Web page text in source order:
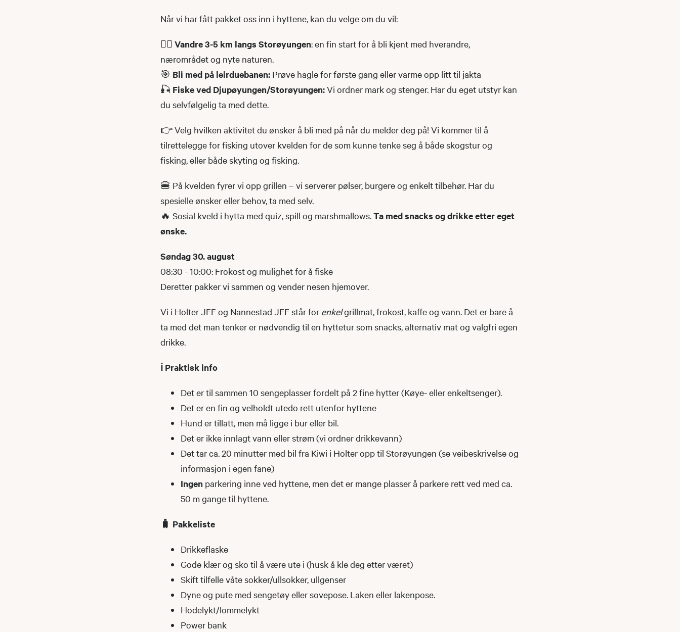
Når vi har fått pakket oss inn i hyttene, kan du velge om du vil:
🚶‍♀️ Vandre 3-5 km langs Storøyungen: en fin start for å bli kjent med hverandre,
nærområdet og nyte naturen.
🎯 Bli med på leirduebanen: Prøve hagle for første gang eller varme opp litt til jakta
🎣 Fiske ved Djupøyungen/Storøyungen:Vi ordner mark og stenger. Har du eget utstyr kan
du selvfølgelig ta med dette.
👉 Velg hvilken aktivitet du ønsker å bli med på når du melder deg på! Vi kommer til å
tilrettelegge for fisking utover kvelden for de som kunne tenke seg å både skogstur og
fisking, eller både skyting og fisking.
🍔 På kvelden fyrer vi opp grillen – vi serverer pølser, burgere og enkelt tilbehør. Har du
spesielle ønsker eller behov, ta med selv.
🔥 Sosial kveld i hytta med quiz, spill og marshmallows.Ta med snacks og drikke etter eget
ønske.
Søndag 30. august
08:30 - 10:00: Frokost og mulighet for å fiske
Deretter pakker vi sammen og vender nesen hjemover.
Vi i Holter JFF og Nannestad JFF står for enkelgrillmat, frokost, kaffe og vann. Det er bare å
ta med det man tenker er nødvendig til en hyttetur som snacks, alternativ mat og valgfri egen
drikke.
ℹ️ Praktisk info
Det er til sammen 10 sengeplasser fordelt på 2 fine hytter (Køye- eller enkeltsenger).
Det er en fin og velholdt utedo rett utenfor hyttene
Hund er tillatt, men må ligge i bur eller bil.
Det er ikke innlagt vann eller strøm (vi ordner drikkevann)
Det tar ca. 20 minutter med bil fra Kiwi i Holter opp til Storøyungen (se veibeskrivelse og
informasjon i egen fane)
Ingen parkering inne ved hyttene, men det er mange plasser å parkere rett ved med ca.
50 m gange til hyttene.
🧳 Pakkeliste
Drikkeflaske
Gode klær og sko til å være ute i (husk å kle deg etter været)
Skift tilfelle våte sokker/ullsokker, ullgenser
Dyne og pute med sengetøy eller sovepose. Laken eller lakenpose.
Hodelykt/lommelykt
Power bank